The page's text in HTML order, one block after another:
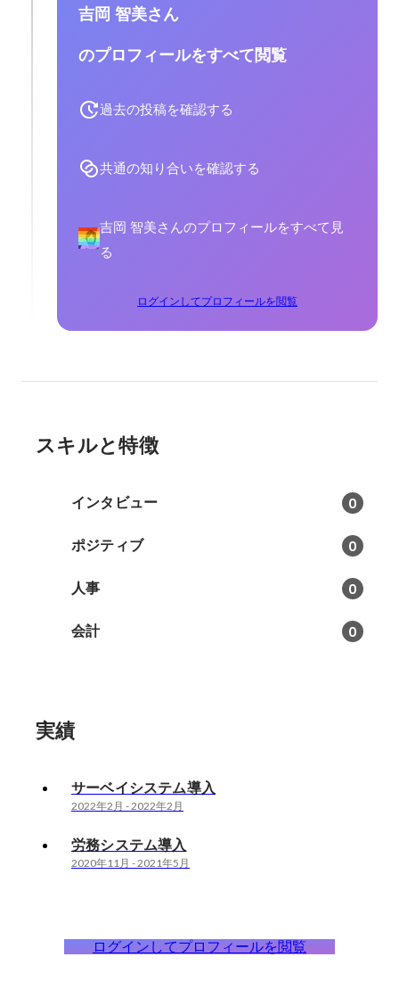
吉岡 智美さん
のプロフィールをすべて閲覧
過去の投稿を確認する
共通の知り合いを確認する
吉岡 智美さんのプロフィールをすべて見
る
ログインしてプロフィールを閲覧
スキルと特徴
インタビュー 0
ポジティブ 0
人事 0
会計 0
実績
サーベイシステム導入
2022年2月 -2022年2月
労務システム導入
2020年11月 -2021年5月
ログインしてプロフィールを閲覧